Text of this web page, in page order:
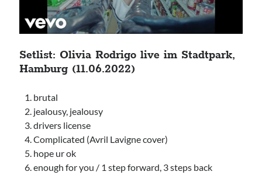
Setlist: Olivia Rodrigo live im Stadtpark,
Hamburg (11.06.2022)
brutal
jealousy, jealousy
drivers license
Complicated (Avril Lavigne cover)
hope ur ok
enough for you / 1 step forward, 3 steps back